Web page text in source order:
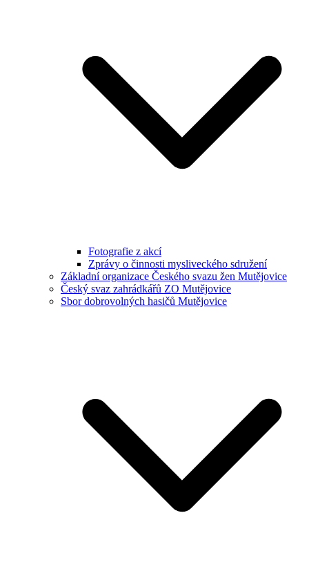
Fotografie z akcí
Zprávy o činnosti mysliveckého sdružení
Základní organizace Českého svazu žen Mutějovice
Český svaz zahrádkářů ZO Mutějovice
Sbor dobrovolných hasičů Mutějovice